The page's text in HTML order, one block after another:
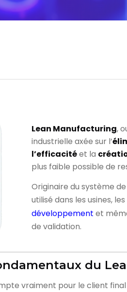
Lean Manufacturing,
industrielle axée sur l’
l’efficacitéet la
plus faible possible de
Originaire du système
utilisé dans les usines,
développement et
de validation.
du
vraiment pour le client final